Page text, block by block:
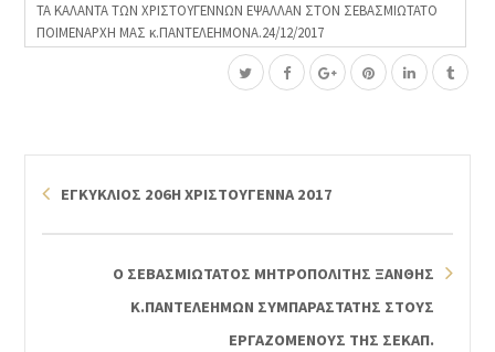
ΤΑ ΚΑΛΑΝΤΑ ΤΩΝ ΧΡΙΣΤΟΥΓΕΝΝΩΝ ΕΨΑΛΛΑΝ ΣΤΟΝ ΣΕΒΑΣΜΙΩΤΑΤΟ
ΠΟΙΜΕΝΑΡΧΗ ΜΑΣ κ.ΠΑΝΤΕΛΕΗΜΟΝΑ.24/12/2017
ΕΓΚΥΚΛΙΟΣ 206Η ΧΡΙΣΤΟΥΓΕΝΝΑ 2017
Ο ΣΕΒΑΣΜΙΩΤΑΤΟΣ ΜΗΤΡΟΠΟΛΙΤΗΣ ΞΑΝΘΗΣ
Κ.ΠΑΝΤΕΛΕΗΜΩΝ ΣΥΜΠΑΡΑΣΤΑΤΗΣ ΣΤΟΥΣ
ΕΡΓΑΖΟΜΕΝΟΥΣ ΤΗΣ ΣΕΚΑΠ.